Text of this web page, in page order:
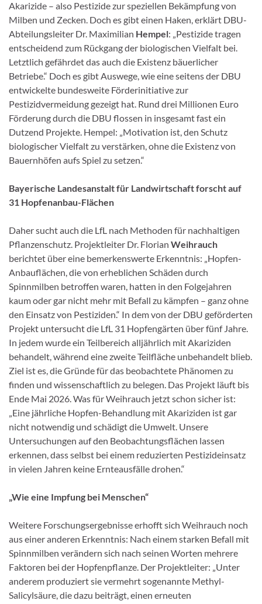
Akarizide – also Pestizide zur speziellen Bekämpfung von
Milben und Zecken. Doch es gibt einen Haken, erklärt DBU-
Abteilungsleiter Dr. Maximilian Hempel: „Pestizide tragen
entscheidend zum Rückgang der biologischen Vielfalt bei.
Letztlich gefährdet das auch die Existenz bäuerlicher
Betriebe.“ Doch es gibt Auswege, wie eine seitens der DBU
entwickelte bundesweite Förderinitiative zur
Pestizidvermeidung gezeigt hat. Rund drei Millionen Euro
Förderung durch die DBU flossen in insgesamt fast ein
Dutzend Projekte. Hempel: „Motivation ist, den Schutz
biologischer Vielfalt zu verstärken, ohne die Existenz von
Bauernhöfen aufs Spiel zu setzen.“
Bayerische Landesanstalt für Landwirtschaft forscht auf
31 Hopfenanbau-Flächen
Daher sucht auch die LfL nach Methoden für nachhaltigen
Pflanzenschutz. Projektleiter Dr. Florian Weihrauch
berichtet über eine bemerkenswerte Erkenntnis: „Hopfen-
Anbauflächen, die von erheblichen Schäden durch
Spinnmilben betroffen waren, hatten in den Folgejahren
kaum oder gar nicht mehr mit Befall zu kämpfen – ganz ohne
den Einsatz von Pestiziden.“ In dem von der DBU geförderten
Projekt untersucht die LfL 31 Hopfengärten über fünf Jahre.
In jedem wurde ein Teilbereich alljährlich mit Akariziden
behandelt, während eine zweite Teilfläche unbehandelt blieb.
Ziel ist es, die Gründe für das beobachtete Phänomen zu
finden und wissenschaftlich zu belegen. Das Projekt läuft bis
Ende Mai 2026. Was für Weihrauch jetzt schon sicher ist:
„Eine jährliche Hopfen-Behandlung mit Akariziden ist gar
nicht notwendig und schädigt die Umwelt. Unsere
Untersuchungen auf den Beobachtungsflächen lassen
erkennen, dass selbst bei einem reduzierten Pestizideinsatz
in vielen Jahren keine Ernteausfälle drohen.“
„Wie eine Impfung bei Menschen“
Weitere Forschungsergebnisse erhofft sich Weihrauch noch
aus einer anderen Erkenntnis: Nach einem starken Befall mit
Spinnmilben verändern sich nach seinen Worten mehrere
Faktoren bei der Hopfenpflanze. Der Projektleiter: „Unter
anderem produziert sie vermehrt sogenannte Methyl-
Salicylsäure, die dazu beiträgt, einen erneuten